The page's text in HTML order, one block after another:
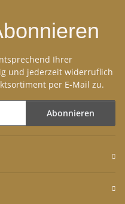
Ihrer
und jederzeit widerruflich
per E-Mail zu.
Abonnieren